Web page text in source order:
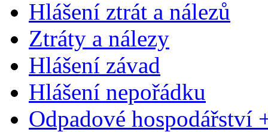
Hlášení ztrát a nálezů
Ztráty a nálezy
Hlášení závad
Hlášení nepořádku
Odpadové hospodářství